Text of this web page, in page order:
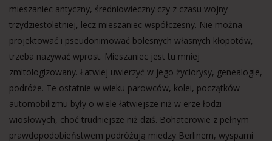
mieszaniec antyczny, średniowieczny czy z czasu wojny
trzydziestoletniej, lecz mieszaniec współczesny. Nie można
projektować i pseudonimować bolesnych własnych kłopotów,
trzeba nazywać wprost. Mieszaniec jest tu mniej
zmitologizowany. Łatwiej uwierzyć w jego życiorysy, genealogie,
podróże. Te ostatnie w wieku parowców, kolei, początków
automobilizmu były o wiele łatwiejsze niż w erze łodzi
wiosłowych, choć trudniejsze niż dziś. Bohaterowie z pełnym
prawdopodobieństwem podróżują miedzy Berlinem, wyspami